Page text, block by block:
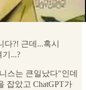
?! 근데...혹시
...?
스는 큰일났다"인데
잡았고 ChatGPT가